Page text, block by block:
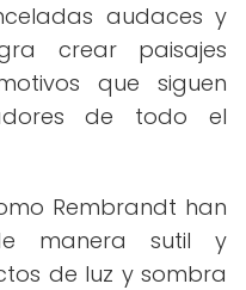
audaces y
crear paisajes
que siguen
de todo el
Rembrandt han
manera sutil y
de luz y sombra